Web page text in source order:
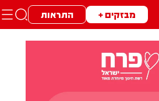
מבזקים + התראות